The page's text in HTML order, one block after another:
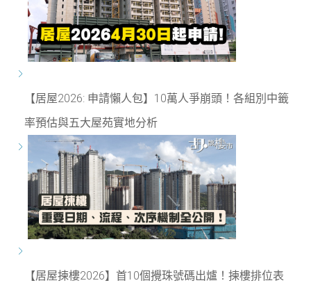
【居屋2026: 申請懶人包】10萬人爭崩頭！各組別中籤
率預估與五大屋苑實地分析
【居屋揀樓2026】首10個攪珠號碼出爐！揀樓排位表